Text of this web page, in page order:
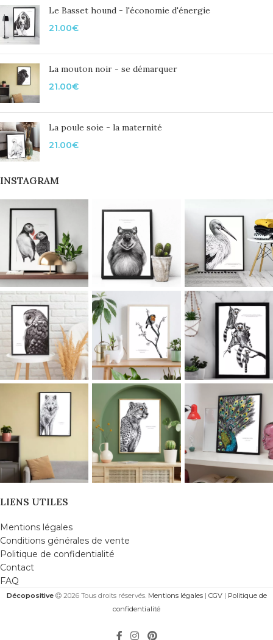
Le Basset hound - l'économie d'énergie
21.00€
La mouton noir - se démarquer
21.00€
La poule soie - la maternité
21.00€
INSTAGRAM
LIENS UTILES
Mentions légales
Conditions générales de vente
Politique de confidentialité
Contact
FAQ
Décopositive 2026 Tous droits réservés. Mentions légales| CGV| Politique de
confidentialité